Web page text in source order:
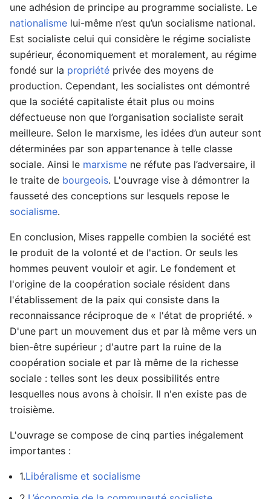
une adhésion de principe au programme socialiste. Le
nationalisme lui-même n’est qu’un socialisme national.
Est socialiste celui qui considère le régime socialiste
supérieur, économiquement et moralement, au régime
fondé sur la propriété privée des moyens de
production. Cependant, les socialistes ont démontré
que la société capitaliste était plus ou moins
défectueuse non que l’organisation socialiste serait
meilleure. Selon le marxisme, les idées d’un auteur sont
déterminées par son appartenance à telle classe
sociale. Ainsi le marxisme ne réfute pas l’adversaire, il
le traite de bourgeois. L'ouvrage vise à démontrer la
fausseté des conceptions sur lesquels repose le
socialisme.
En conclusion, Mises rappelle combien la société est
le produit de la volonté et de l'action. Or seuls les
hommes peuvent vouloir et agir. Le fondement et
l'origine de la coopération sociale résident dans
l'établissement de la paix qui consiste dans la
reconnaissance réciproque de « l'état de propriété. »
D'une part un mouvement dus et par là même vers un
bien-être supérieur ; d'autre part la ruine de la
coopération sociale et par là même de la richesse
sociale : telles sont les deux possibilités entre
lesquelles nous avons à choisir. Il n'en existe pas de
troisième.
L'ouvrage se compose de cinq parties inégalement
importantes :
1.Libéralisme et socialisme